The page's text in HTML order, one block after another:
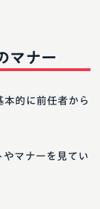
マナー
的に前任者から
マナーを見てい